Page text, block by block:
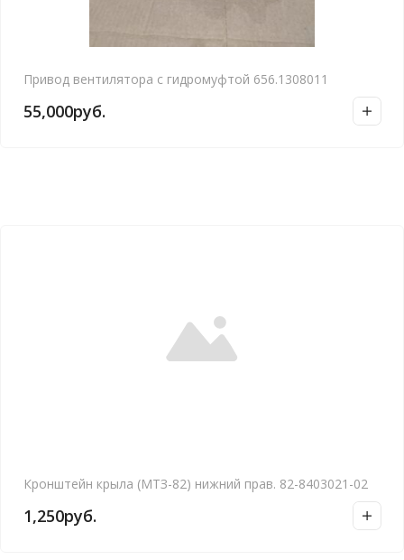
Привод вентилятора с гидромуфтой 656.1308011
55,000руб.
Кронштейн крыла (МТЗ-82) нижний прав. 82-8403021-02
1,250руб.